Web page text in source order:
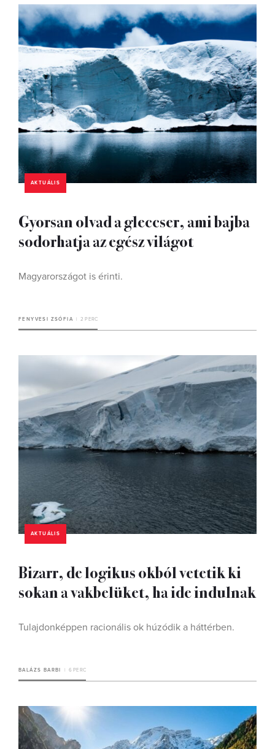
AKTUÁLIS
Gyorsan olvad a gleccser, ami bajba
sodorhatja az egész világot
Magyarországot is érinti.
FENYVESI ZSÓFIA 2 PERC
AKTUÁLIS
Bizarr, de logikus okból vetetik ki
sokan a vakbelüket, ha ide indulnak
Tulajdonképpen racionális ok húzódik a háttérben.
BALÁZS BARBI 6 PERC